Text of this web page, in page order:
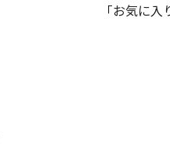
「お気に